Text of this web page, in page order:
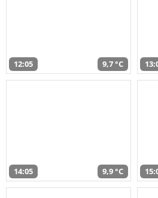
12:05 9,7 °C
14:05 9,9 °C